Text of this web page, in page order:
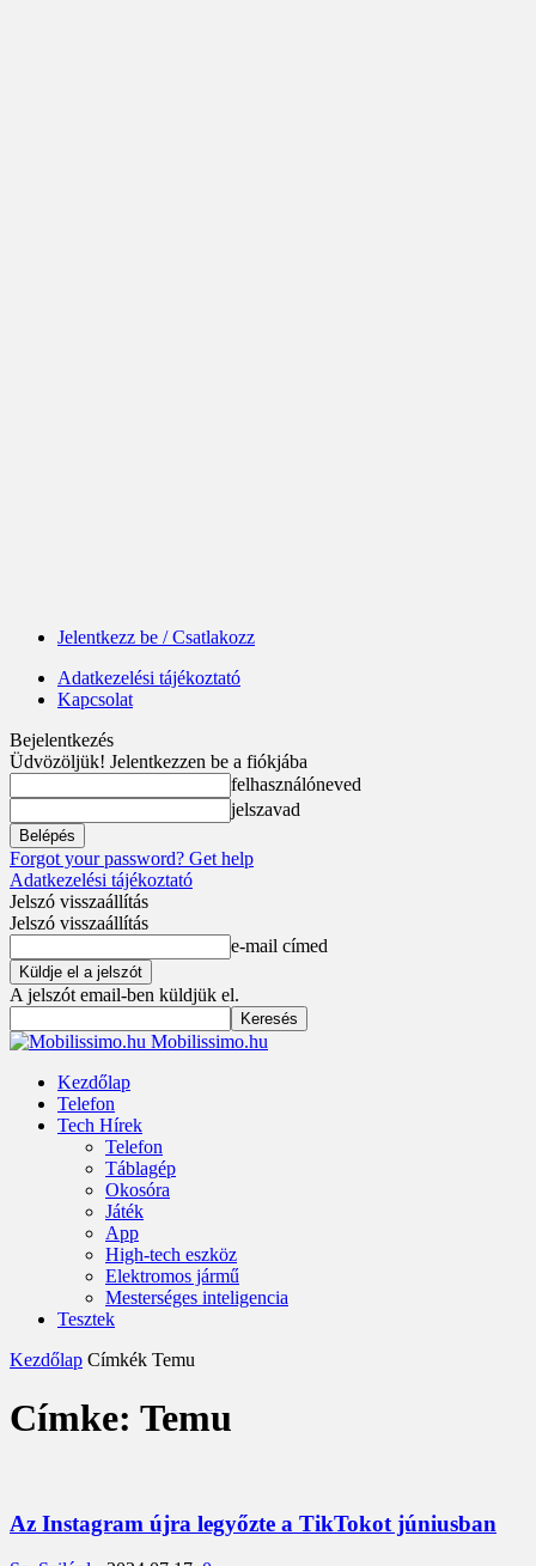
Jelentkezz be / Csatlakozz
Adatkezelési tájékoztató
Kapcsolat
Bejelentkezés
Üdvözöljük! Jelentkezzen be a fiókjába
felhasználóneved
jelszavad
Forgot your password? Get help
Adatkezelési tájékoztató
Jelszó visszaállítás
Jelszó visszaállítás
e-mail címed
A jelszót email-ben küldjük el.
Mobilissimo.hu
Kezdőlap
Telefon
Tech Hírek
Telefon
Táblagép
Okosóra
Játék
App
High-tech eszköz
Elektromos jármű
Mesterséges inteligencia
Tesztek
Kezdőlap Címkék Temu
Címke: Temu
Az Instagram újra legyőzte a TikTokot júniusban